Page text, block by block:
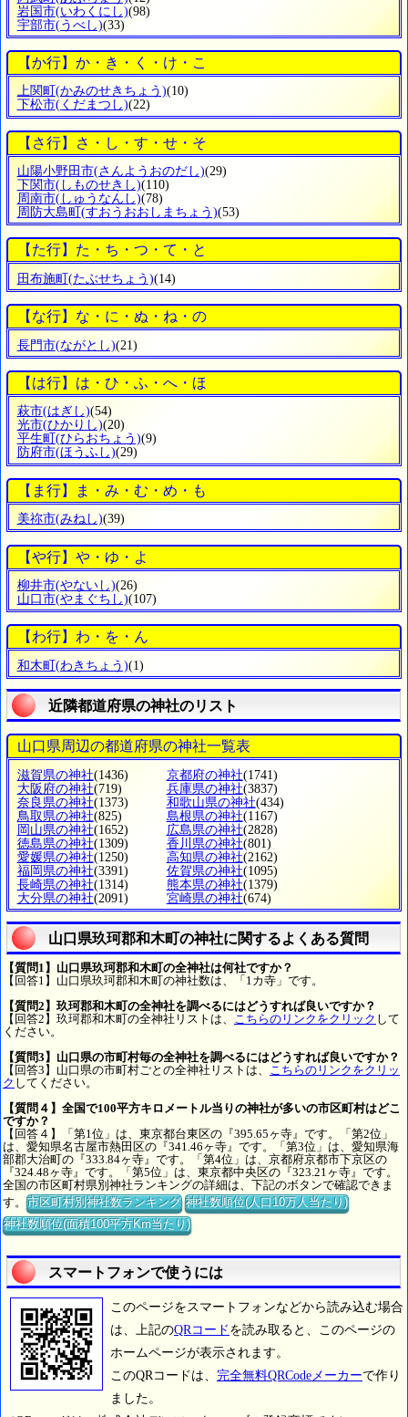
岩国市(いわくにし)(98)
宇部市(うべし)(33)
【か行】か・き・く・け・こ
上関町 (かみのせきちょう)(10)
下松市(くだまつし)(22)
【さ行】さ・し・す・せ・そ
山陽小野田市(さんようおのだし)(29)
下関市(しものせきし)(110)
周南市(しゅうなんし)(78)
周防大島町 (すおうおおしまちょう)(53)
【た行】た・ち・つ・て・と
田布施町 (たぶせちょう)(14)
【な行】な・に・ぬ・ね・の
長門市(ながとし)(21)
【は行】は・ひ・ふ・へ・ほ
萩市(はぎし)(54)
光市(ひかりし)(20)
平生町 (ひらおちょう)(9)
防府市(ほうふし)(29)
【ま行】ま・み・む・め・も
美祢市(みねし)(39)
【や行】や・ゆ・よ
柳井市(やないし)(26)
山口市(やまぐちし)(107)
【わ行】わ・を・ん
和木町(わきちょう)(1)
近隣都道府県の神社のリスト
山口県周辺の都道府県の神社一覧表
滋賀県の神社(1436) 京都府の神社(1741)
大阪府の神社(719) 兵庫県の神社(3837)
奈良県の神社(1373) 和歌山県の神社(434)
鳥取県の神社(825) 島根県の神社(1167)
岡山県の神社(1652) 広島県の神社(2828)
徳島県の神社(1309) 香川県の神社(801)
愛媛県の神社(1250) 高知県の神社(2162)
福岡県の神社(3391) 佐賀県の神社(1095)
長崎県の神社(1314) 熊本県の神社(1379)
大分県の神社(2091) 宮崎県の神社(674)
山口県玖珂郡和木町の神社に関するよくある質問
【質問1】山口県玖珂郡和木町の全神社は何社ですか？
【回答1】山口県玖珂郡和木町の神社数は、「1カ寺」です。
【質問2】玖珂郡和木町の全神社を調べるにはどうすれば良いですか？
【回答2】玖珂郡和木町の全神社リストは、 こちらのリンクをクリック して
ください。
【質問3】山口県の市町村毎の全神社を調べるにはどうすれば良いですか？
【回答3】山口県の市町村ごとの全神社リストは、 こちらのリンクをクリッ
ク してください。
【質問４】全国で100平方キロメートル当りの神社が多いの市区町村はどこ
ですか？
【回答４】「第1位」は、東京都台東区の『395.65ヶ寺』です。「第2位」
は、愛知県名古屋市熱田区の『341.46ヶ寺』です。「第3位」は、愛知県海
部郡大治町の『333.84ヶ寺』です。「第4位」は、京都府京都市下京区の
『324.48ヶ寺』です。「第5位」は、東京都中央区の『323.21ヶ寺』です。
全国の市区町村県別神社ランキングの詳細は、下記のボタンで確認できま
す。市区町村別神社数ランキング 神社数順位(人口10万人当たり)
神社数順位(面積100平方Km当たり)
スマートフォンで使うには
このページをスマートフォンなどから読み込む場合
は、上記のQRコード を読み取ると、このページの
ホームページが表示されます。
このQRコードは、 完全無料QRCodeメーカーで作り
ました。